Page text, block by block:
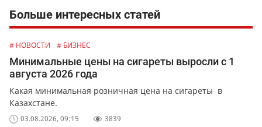
Больше интересных статей
# НОВОСТИ # БИЗНЕС
Минимальные цены на сигареты выросли с 1
августа 2026 года
Какая минимальная розничная цена на сигареты в
Казахстане.
03.08.2026, 09:15 3839